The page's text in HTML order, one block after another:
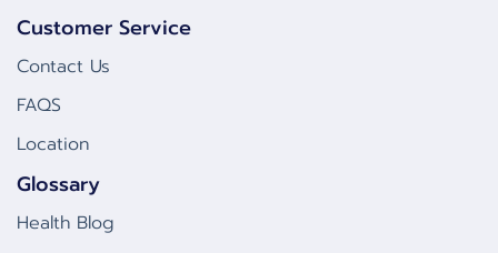
Customer Service
Contact Us
FAQS
Location
Glossary
Health Blog